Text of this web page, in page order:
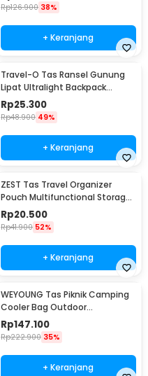
Rp126.900 38%
+ Keranjang
Travel-O Tas Ransel Gunung
Lipat Ultralight Backpack
Waterproof - LC21
Rp25.300
Rp48.900 49%
+ Keranjang
ZEST Tas Travel Organizer
Pouch Multifunctional Storage
Electronic Bag - BM012N1019
Rp20.500
Rp41.900 52%
+ Keranjang
WEYOUNG Tas Piknik Camping
Cooler Bag Outdoor
Waterproof 33L - H42
Rp147.100
Rp222.900 35%
+ Keranjang